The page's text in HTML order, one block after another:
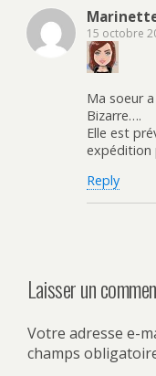
15 octobre
Ma soeur
Bizarre….
Elle est
expédition
Reply
Laisser un
Votre adresse e-
champs